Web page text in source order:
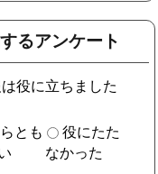
るアンケート
役に立ちました
とも
役にたた
なかった